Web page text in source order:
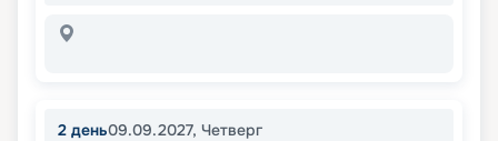
2 день09.09.2027, Четверг